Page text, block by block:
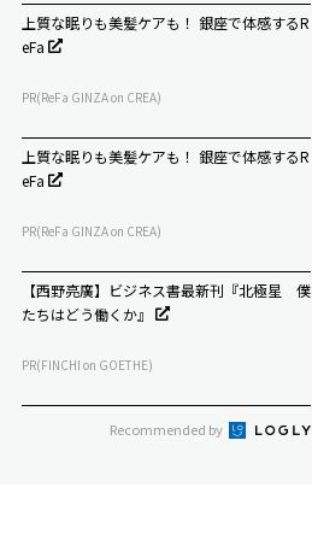
上質な眠りも美髪ケアも！ 銀座で体感するR
eFa
PR(ReFa GINZA on CREA)
上質な眠りも美髪ケアも！ 銀座で体感するR
eFa
PR(ReFa GINZA on CREA)
【西野亮廣】ビジネス書最新刊『北極星 僕
たちはどう働くか』
PR(FINCHI on GOETHE)
Recommended by